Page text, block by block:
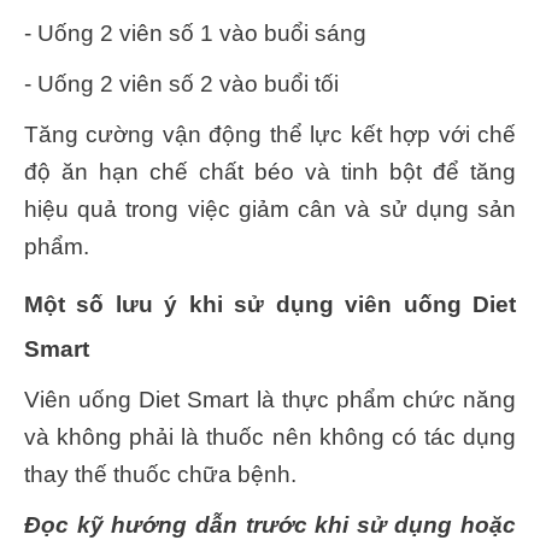
- Uống 2 viên số 1 vào buổi sáng
- Uống 2 viên số 2 vào buổi tối
Tăng cường vận động thể lực kết hợp với chế
độ ăn hạn chế chất béo và tinh bột để tăng
hiệu quả trong việc giảm cân và sử dụng sản
phẩm.
Một số lưu ý khi sử dụng viên uống Diet
Smart
Viên uống Diet Smart là thực phẩm chức năng
và không phải là thuốc nên không có tác dụng
thay thế thuốc chữa bệnh.
Đọc kỹ hướng dẫn trước khi sử dụng hoặc